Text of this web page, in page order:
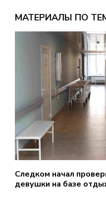
МАТЕРИАЛЫ ПО
Следком начал
девушки на базе